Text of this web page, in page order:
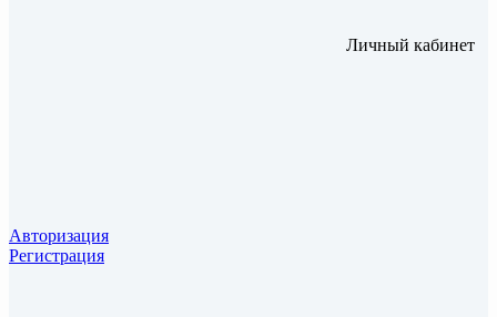
Личный кабинет
Авторизация
Регистрация